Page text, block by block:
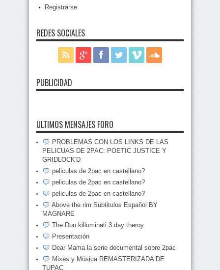
Registrarse
REDES SOCIALES
PUBLICIDAD
ULTIMOS MENSAJES FORO
PROBLEMAS CON LOS LINKS DE LAS
PELICUAS DE 2PAC: POETIC JUSTICE Y
GRIDLOCK'D
peliculas de 2pac en castellano?
peliculas de 2pac en castellano?
peliculas de 2pac en castellano?
Above the rim Subtitulos Español BY
MAGNARE
The Don killuminati 3 day theroy
Presentación
Dear Mama la serie documental sobre 2pac
Mixes y Música REMASTERIZADA DE
TUPAC